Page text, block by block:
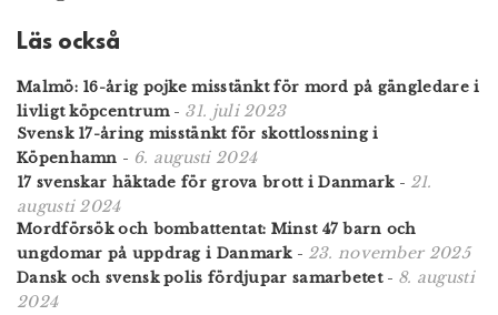
Läs också
Malmö: 16-årig pojke misstänkt för mord på gängledare i
livligt köpcentrum- 31. juli 2023
Svensk 17-åring misstänkt för skottlossning i
Köpenhamn - 6. augusti 2024
17 svenskar häktade för grova brott i Danmark- 21.
augusti 2024
Mordförsök och bombattentat: Minst 47 barn och
ungdomar på uppdrag i Danmark- 23. november 2025
Dansk och svensk polis fördjupar samarbetet- 8. augusti
2024